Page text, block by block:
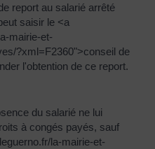
report au salarié arrêté
saisir le <a
mairie-et-
?xml=F2360">conseil de
l'obtention de ce report.
du salarié ne lui
à congés payés, sauf
la-mairie-et-